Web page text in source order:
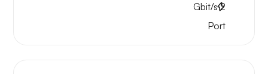
2
Gbit/s
Port